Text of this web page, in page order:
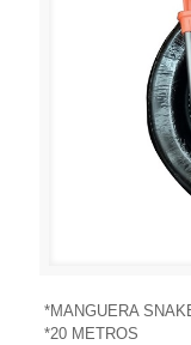
*MANGUERA
*20 METROS